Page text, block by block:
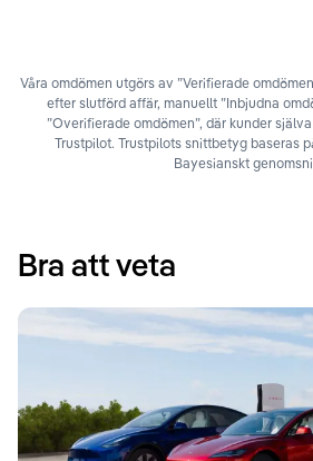
Våra omdömen utgörs av ”Verifierade
efter slutförd affär, manuellt ”Inbjudna
”Overifierade omdömen”, där kunder
Trustpilot. Trustpilots snittbetyg baseras
Bayesianskt
Bra att veta